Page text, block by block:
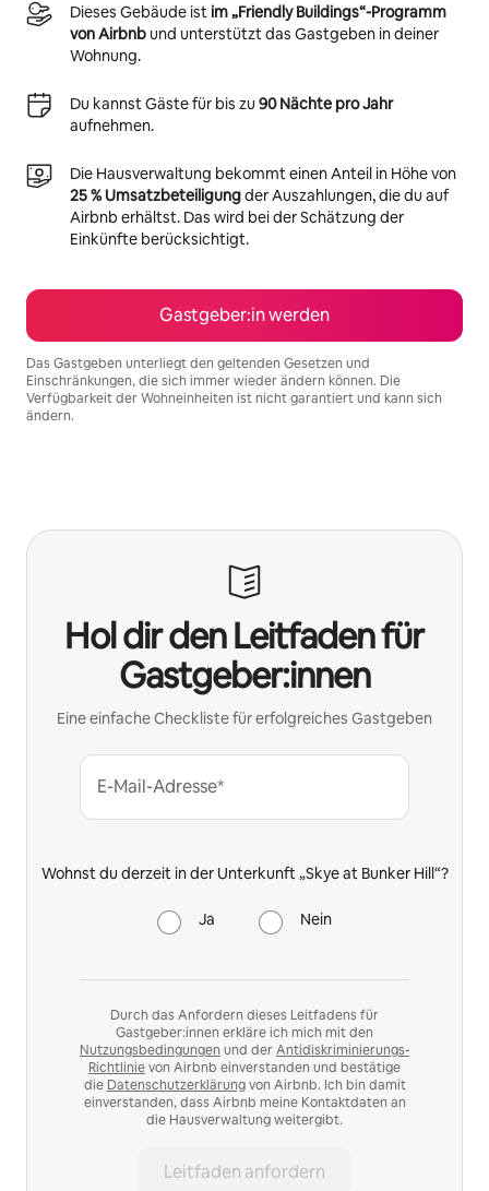
Dieses Gebäude istim „Friendly Buildings“-Programm
von Airbnbund unterstützt das Gastgeben in deiner
Wohnung.
Du kannst Gäste für bis zu 90 Nächte pro Jahr
aufnehmen.
Die Hausverwaltung bekommt einen Anteil in Höhe von
25 % Umsatzbeteiligungder Auszahlungen, die du auf
Airbnb erhältst. Das wird bei der Schätzung der
Einkünfte berücksichtigt.
Gastgeber:in werden
Das Gastgeben unterliegt den geltenden Gesetzen und
Einschränkungen, die sich immer wieder ändern können. Die
Verfügbarkeit der Wohneinheiten ist nicht garantiert und kann sich
ändern.
Hol dir den Leitfaden für
Gastgeber:innen
Eine einfache Checkliste für erfolgreiches Gastgeben
E-Mail-Adresse*
Wohnst du derzeit in der Unterkunft „Skye at Bunker Hill“?
Ja Nein
Durch das Anfordern dieses Leitfadens für
Gastgeber:innen erkläre ich mich mit den
Nutzungsbedingungen und der Antidiskriminierungs-
Richtlinievon Airbnb einverstanden und bestätige
die Datenschutzerklärungvon Airbnb. Ich bin damit
einverstanden, dass Airbnb meine Kontaktdaten an
die Hausverwaltung weitergibt.
Leitfaden anfordern